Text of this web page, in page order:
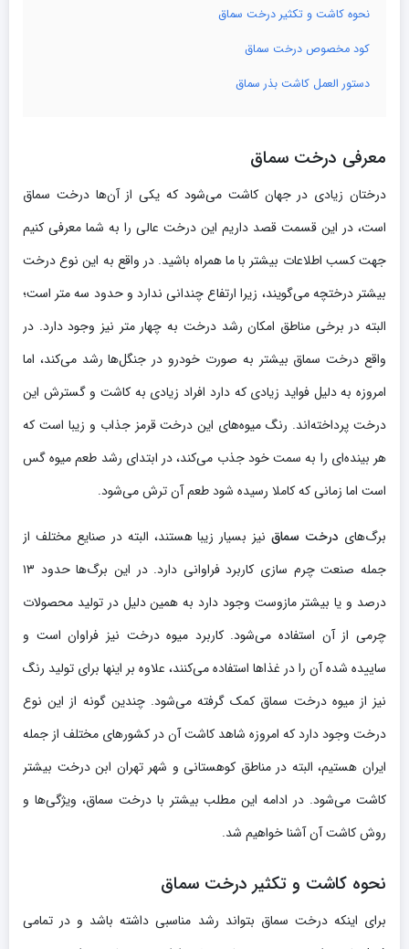
نحوه کاشت و تکثیر درخت سماق
کود مخصوص درخت سماق
دستور العمل کاشت بذر سماق
معرفی درخت سماق
درختان زیادی در جهان کاشت می‌شود که یکی از آن‌ها درخت سماق
است، در این قسمت قصد داریم این درخت عالی را به شما معرفی کنیم
جهت کسب اطلاعات بیشتر با ما همراه باشید. در واقع به این نوع درخت
بیشتر درختچه می‌گویند، زیرا ارتفاع چندانی ندارد و حدود سه متر است؛
البته در برخی مناطق امکان رشد درخت به چهار متر نیز وجود دارد. در
واقع درخت سماق بیشتر به صورت خودرو در جنگل‌ها رشد می‌کند، اما
امروزه به دلیل فواید زیادی که دارد افراد زیادی به کاشت و گسترش این
درخت پرداخته‌اند. رنگ میوه‌های این درخت قرمز جذاب و زیبا است که
هر بینده‌ای را به سمت خود جذب می‌کند، در ابتدای رشد طعم میوه گس
است اما زمانی که کاملا رسیده شود طعم آن ترش می‌شود.
برگ‌های درخت سماقنیز بسیار زیبا هستند، البته در صنایع مختلف از
جمله صنعت چرم سازی کاربرد فراوانی دارد. در این برگ‌ها حدود ۱۳
درصد و یا بیشتر مازوست وجود دارد به همین دلیل در تولید محصولات
چرمی از آن استفاده می‌شود. کاربرد میوه درخت نیز فراوان است و
ساییده شده آن را در غذاها استفاده می‌کنند، علاوه بر اینها برای تولید رنگ
نیز از میوه درخت سماق کمک گرفته می‌شود. چندین گونه از این نوع
درخت وجود دارد که امروزه شاهد کاشت آن در کشورهای مختلف از جمله
ایران هستیم، البته در مناطق کوهستانی و شهر تهران ابن درخت بیشتر
کاشت می‌شود. در ادامه این مطلب بیشتر با درخت سماق، ویژگی‌ها و
روش کاشت آن آشنا خواهیم شد.
نحوه کاشت و تکثیر درخت سماق
برای اینکه درخت سماق بتواند رشد مناسبی داشته باشد و در تمامی